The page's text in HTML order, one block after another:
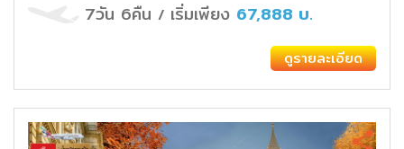
7วัน 6คืน / เริ่มเพียง 67,888 บ.
ดูรายละเอียด